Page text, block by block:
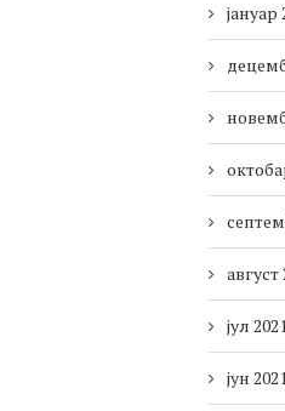
јануар
август
јул
јун